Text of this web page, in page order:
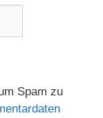
Spam zu